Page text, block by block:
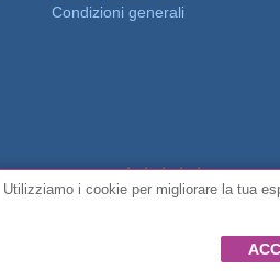
Condizioni generali
4.7/5 da
© Tutti i
Utilizziamo i cookie per migliorare la tua